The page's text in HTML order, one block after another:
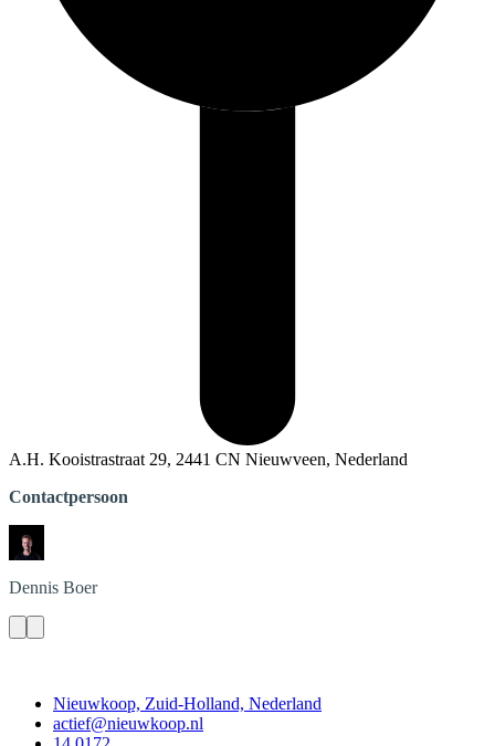
A.H. Kooistrastraat 29, 2441 CN Nieuwveen, Nederland
Contactpersoon
Dennis Boer
Nieuwkoop, Zuid-Holland, Nederland
actief@nieuwkoop.nl